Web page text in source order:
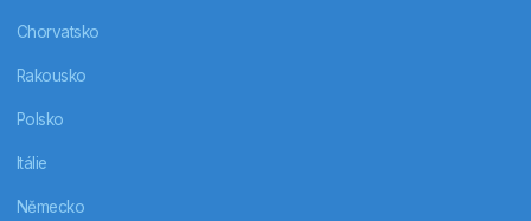
Chorvatsko
Rakousko
Polsko
Itálie
Německo